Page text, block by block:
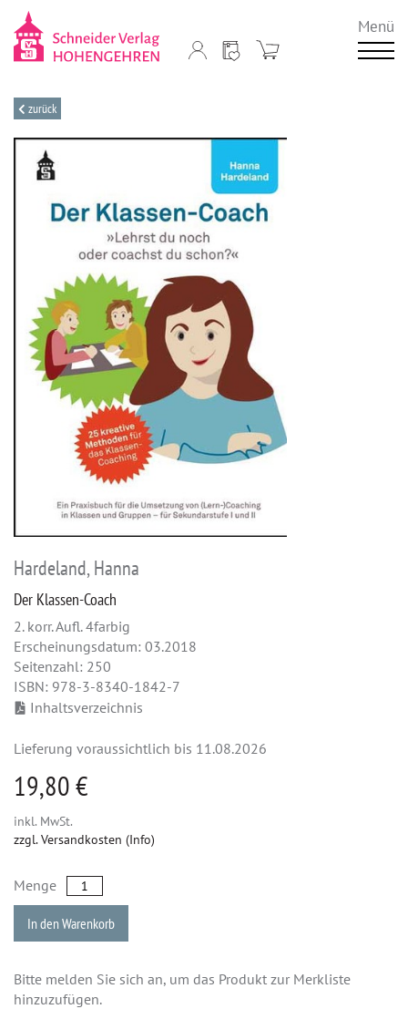
Menü
zurück
Hardeland, Hanna
Der Klassen-Coach
2. korr. Aufl. 4farbig
Erscheinungsdatum: 03.2018
Seitenzahl: 250
ISBN: 978-3-8340-1842-7
Inhaltsverzeichnis
Lieferung voraussichtlich bis 11.08.2026
19,80 €
inkl. MwSt.
zzgl. Versandkosten (Info)
Menge
In den Warenkorb
Bitte melden Sie sich an, um das Produkt zur Merkliste
hinzuzufügen.